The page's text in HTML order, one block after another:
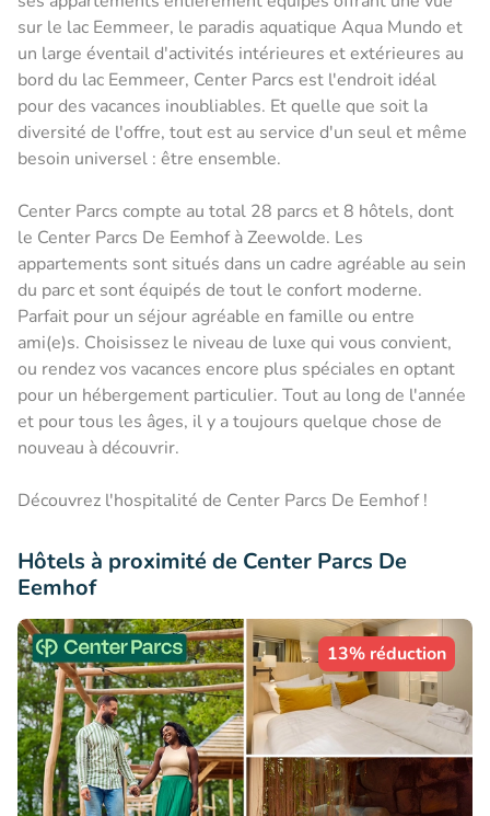
sur le lac Eemmeer, le paradis aquatique Aqua Mundo et
un large éventail d'activités intérieures et extérieures au
bord du lac Eemmeer, Center Parcs est l'endroit idéal
pour des vacances inoubliables. Et quelle que soit la
diversité de l'offre, tout est au service d'un seul et même
besoin universel : être ensemble.
Center Parcs compte au total 28 parcs et 8 hôtels, dont
le Center Parcs De Eemhof à Zeewolde. Les
appartements sont situés dans un cadre agréable au sein
du parc et sont équipés de tout le confort moderne.
Parfait pour un séjour agréable en famille ou entre
ami(e)s. Choisissez le niveau de luxe qui vous convient,
ou rendez vos vacances encore plus spéciales en optant
pour un hébergement particulier. Tout au long de l'année
et pour tous les âges, il y a toujours quelque chose de
nouveau à découvrir.
Découvrez l'hospitalité de Center Parcs De Eemhof !
Hôtels à proximité de Center Parcs De
Eemhof
13% réduction